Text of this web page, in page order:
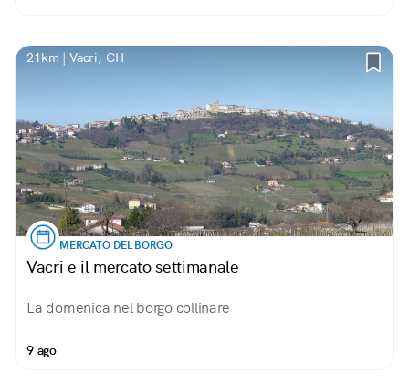
21km | Vacri, CH
MERCATO DEL BORGO
Vacri e il mercato settimanale
La domenica nel borgo collinare
9 ago